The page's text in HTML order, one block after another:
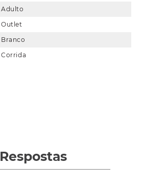
Adulto
Outlet
Branco
Corrida
Respostas